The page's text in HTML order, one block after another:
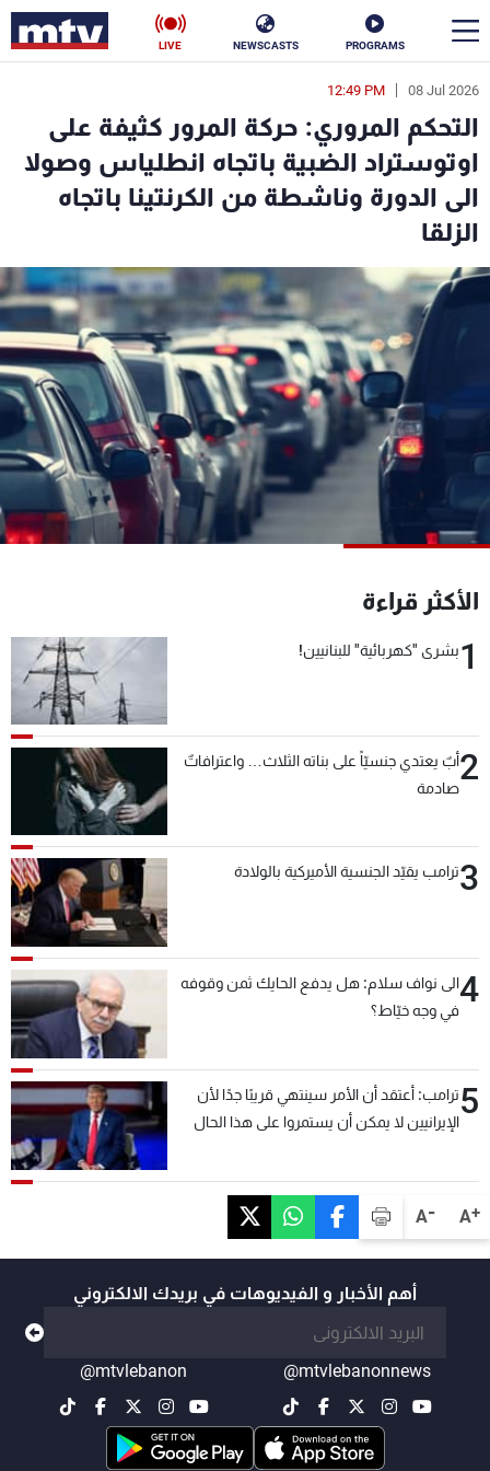
PROGRAMS
NEWSCASTS
LIVE
A+
A-
08 Jul 2026
12:49 PM
التحكم المروري: حركة المرور كثيفة على
اوتوستراد الضبية باتجاه انطلياس وصولا
الى الدورة وناشطة من الكرنتينا باتجاه
الزلقا
الأكثر قراءة
1بشرى "كهربائية" للبنانيين!
2أبٌ يعتدي جنسيّاً على بناته الثلاث… واعترافاتٌ
صادمة
3ترامب يقيّد الجنسية الأميركية بالولادة
4الى نواف سلام: هل يدفع الحايك ثمن وقوفه
في وجه خيّاط؟
5ترامب: أعتقد أن الأمر سينتهي قريبًا جدًا لأن
الإيرانيين لا يمكن أن يستمروا على هذا الحال
أهم الأخبار و الفيديوهات في بريدك الالكتروني
@mtvlebanonnews
@mtvlebanon
en
الأخبار
سياسة ناس
إقتصاد
منوعات رياضة
كأس العالم
البرامج
جدول البرامج
شاهد البرامج
الترددات
عن MTV
لاعلاناتكم